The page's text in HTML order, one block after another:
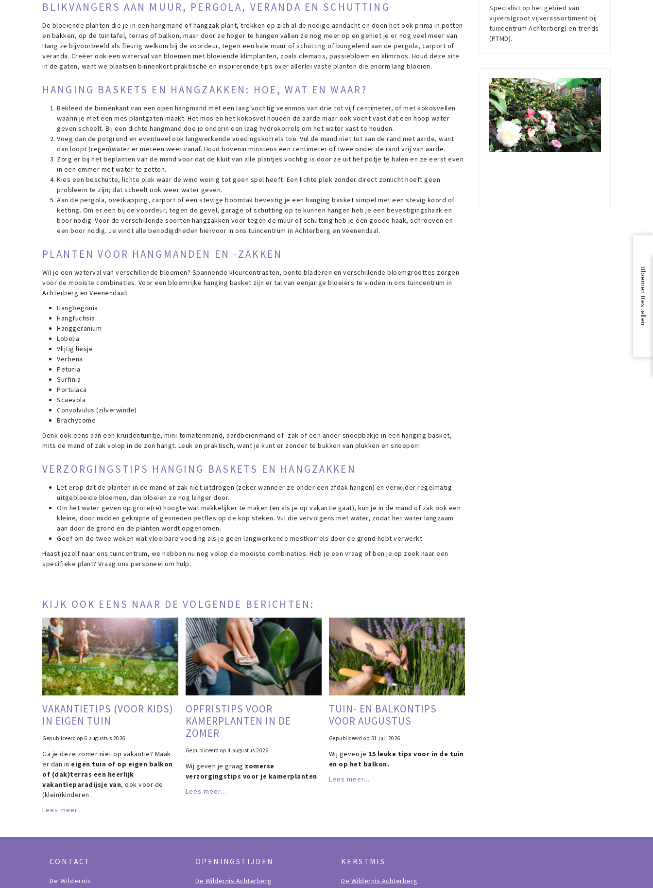
BLIKVANGERS AAN MUUR, PERGOLA, VERANDA EN SCHUTTING
De bloeiende planten die je in een hangmand of hangzak plant, trekken op zich al de nodige aandacht en doen het ook prima in potten
en bakken, op de tuintafel, terras of balkon, maar door ze hoger te hangen vallen ze nog meer op en geniet je er nog veel meer van.
Hang ze bijvoorbeeld als fleurig welkom bij de voordeur, tegen een kale muur of schutting of bungelend aan de pergola, carport of
veranda. Creëer ook een waterval van bloemen met bloeiende klimplanten, zoals clematis, passiebloem en klimroos. Houd deze site
in de gaten, want we plaatsen binnenkort praktische en inspirerende tips over allerlei vaste planten die enorm lang bloeien.
HANGING BASKETS EN HANGZAKKEN: HOE, WAT EN WAAR?
Bekleed de binnenkant van een open hangmand met een laag vochtig veenmos van drie tot vijf centimeter, of met kokosvellen
waarin je met een mes plantgaten maakt. Het mos en het kokosvel houden de aarde maar ook vocht vast dat een hoop water
geven scheelt. Bij een dichte hangmand doe je onderin een laag hydrokorrels om het water vast te houden.
Voeg dan de potgrond en eventueel ook langwerkende voedingskorrels toe. Vul de mand niet tot aan de rand met aarde, want
dan loopt (regen)water er meteen weer vanaf. Houd bovenin minstens een centimeter of twee onder de rand vrij van aarde.
Zorg er bij het beplanten van de mand voor dat de kluit van alle plantjes vochtig is door ze uit het potje te halen en ze eerst even
in een emmer met water te zetten.
Kies een beschutte, lichte plek waar de wind weinig tot geen spel heeft. Een lichte plek zonder direct zonlicht hoeft geen
probleem te zijn; dat scheelt ook weer water geven.
Aan de pergola, overkapping, carport of een stevige boomtak bevestig je een hanging basket simpel met een stevig koord of
ketting. Om er een bij de voordeur, tegen de gevel, garage of schutting op te kunnen hangen heb je een bevestigingshaak en
boor nodig. Voor de verschillende soorten hangzakken voor tegen de muur of schutting heb je een goede haak, schroeven en
een boor nodig. Je vindt alle benodigdheden hiervoor in ons tuincentrum in Achterberg en Veenendaal.
PLANTEN VOOR HANGMANDEN EN -ZAKKEN
Wil je een waterval van verschillende bloemen? Spannende kleurcontrasten, bonte bladeren en verschillende bloemgroottes zorgen
voor de mooiste combinaties. Voor een bloemrijke hanging basket zijn er tal van eenjarige bloeiers te vinden in ons tuincentrum in
Achterberg en Veenendaal:
Hangbegonia
Hangfuchsia
Hanggeranium
Lobelia
Vlijtig liesje
Verbena
Petunia
Surfinia
Portulaca
Scaevola
Convolvulus (zilverwinde)
Brachycome
Denk ook eens aan een kruidentuintje, mini-tomatenmand, aardbeienmand of -zak of een ander snoepbakje in een hanging basket,
mits de mand of zak volop in de zon hangt. Leuk en praktisch, want je kunt er zonder te bukken van plukken en snoepen!
VERZORGINGSTIPS HANGING BASKETS EN HANGZAKKEN
Let erop dat de planten in de mand of zak niet uitdrogen (zeker wanneer ze onder een afdak hangen) en verwijder regelmatig
uitgebloeide bloemen, dan bloeien ze nog langer door.
Om het water geven op grote(re) hoogte wat makkelijker te maken (en als je op vakantie gaat), kun je in de mand of zak ook een
kleine, door midden geknipte of gesneden petfles op de kop steken. Vul die vervolgens met water, zodat het water langzaam
aan door de grond en de planten wordt opgenomen.
Geef om de twee weken wat vloeibare voeding als je geen langwerkende mestkorrels door de grond hebt verwerkt.
Haast jezelf naar ons tuincentrum, we hebben nu nog volop de mooiste combinaties. Heb je een vraag of ben je op zoek naar een
specifieke plant? Vraag ons personeel om hulp.
KIJK OOK EENS NAAR DE VOLGENDE BERICHTEN:
VAKANTIETIPS (VOOR KIDS)
IN EIGEN TUIN
Gepubliceerd op 6 augustus 2026
Ga je deze zomer niet op vakantie? Maak
er dan in eigen tuin of op eigen balkon
of (dak)terras een heerlijk
vakantieparadijsje van, ook voor de
(klein)kinderen.
Lees meer...
OPFRISTIPS VOOR
KAMERPLANTEN IN DE
ZOMER
Gepubliceerd op 4 augustus 2026
Wij geven je graag zomerse
verzorgingstips voor je kamerplanten.
Lees meer...
TUIN- EN BALKONTIPS
VOOR AUGUSTUS
Gepubliceerd op 31 juli 2026
Wij geven je 15 leuke tips voor in de tuin
en op het balkon.
Lees meer...
Specialist op het gebied van
vijvers(groot vijverassortiment bij
tuincentrum Achterberg) en trends
(PTMD).
CONTACT
De Wildernis
OPENINGSTIJDEN
De Wildernis Achterberg
KERSTMIS
De Wildernis Achterberg
Bloemen Bestellen